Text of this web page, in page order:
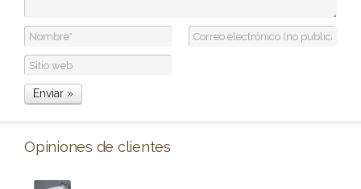
Opiniones de clientes